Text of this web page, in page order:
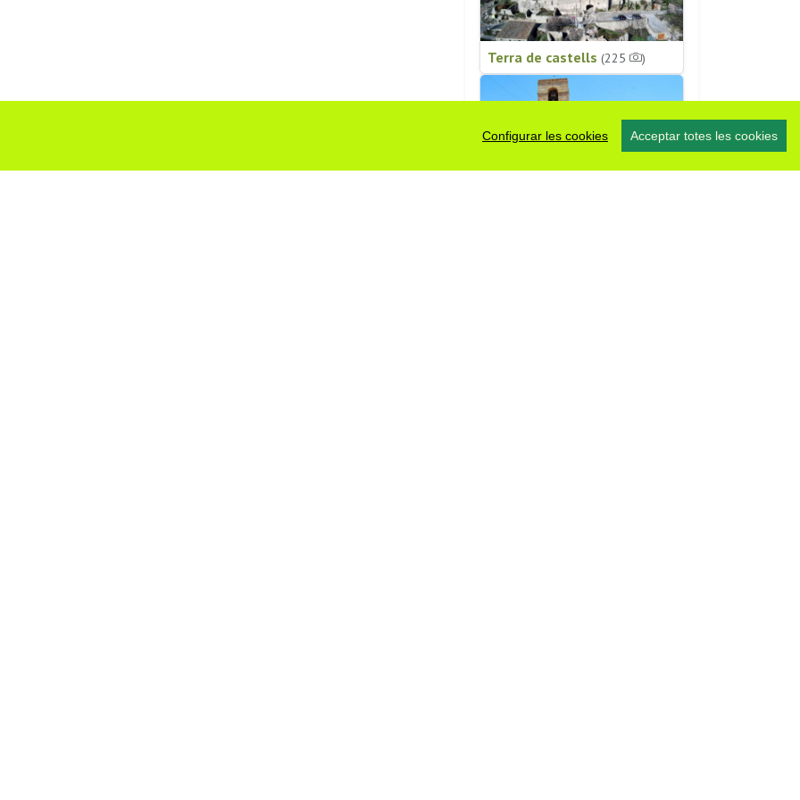
Configurar les cookies Acceptar totes les cookies
Terra de castells (225 )